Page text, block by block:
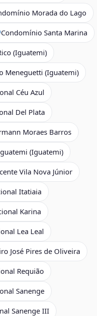
Morada do Lago
Condomínio Santa Marina
(Iguatemi)
Meneguetti (Iguatemi)
Céu Azul
Del Plata
Moraes Barros
(Iguatemi)
Vila Nova Júnior
Itatiaia
Karina
Lea Leal
José Pires de Oliveira
Requião
Sanenge
Sanenge III